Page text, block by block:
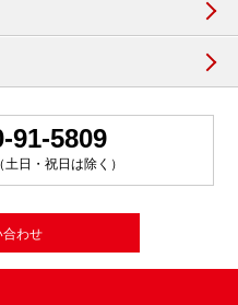
91-5809
日・祝日は除く）
合わせ